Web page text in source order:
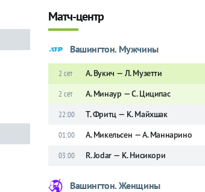
Матч-центр
Вашингтон. Мужчины
2 сет А. Вукич — Л. Музетти
2 сет А. Минаур — С. Циципас
22:00 Т. Фритц — К. Майхшак
01:00 А. Микельсен — А. Маннарино
03:00 R. Jodar — К. Нисикори
Вашингтон. Женщины